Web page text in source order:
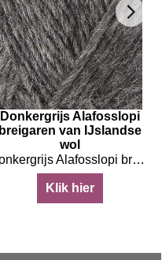
Donkergrijs Alafosslopi
breigaren van IJslandse
wol
Donkergrijs Alafosslopi breigaren van IJslandse wol
Klik hier